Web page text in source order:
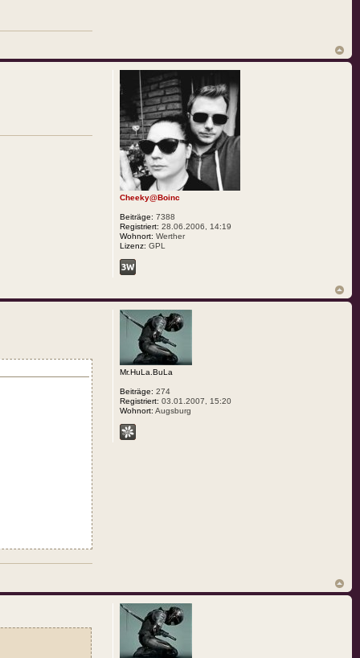
Cheeky@Boinc
Beiträge: 7388
Registriert: 28.06.2006, 14:19
Wohnort: Werther
Lizenz: GPL
Mr.HuLa.BuLa
Beiträge: 274
Registriert: 03.01.2007, 15:20
Wohnort: Augsburg